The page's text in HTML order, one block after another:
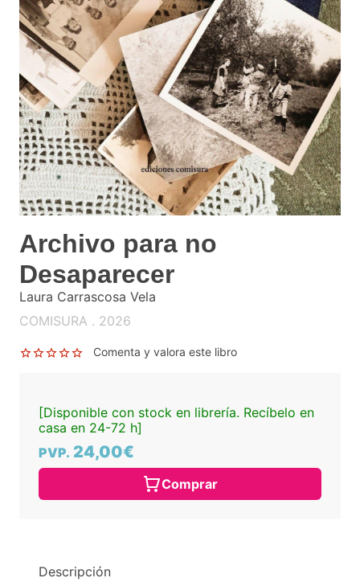
Archivo para no
Desaparecer
Laura Carrascosa Vela
COMISURA . 2026
Comenta y valora este libro
[Disponible con stock en librería. Recíbelo en
casa en 24-72 h]
PVP. 24,00€
Comprar
Descripción